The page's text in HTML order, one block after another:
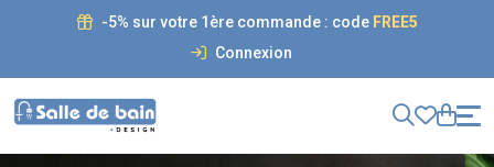
-5% sur votre 1ère commande : code FREE5
Connexion